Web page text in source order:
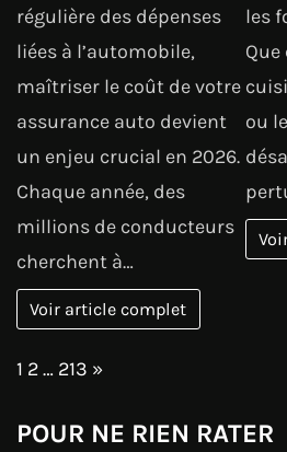
régulière des dépenses
liées à l’automobile,
maîtriser le coût de votre
assurance auto devient
un enjeu crucial en 2026.
Chaque année, des
millions de conducteurs
cherchent à…
Voir article complet
les
ou
Page:
1 2… 213 Next
»
POUR NE RIEN RATER